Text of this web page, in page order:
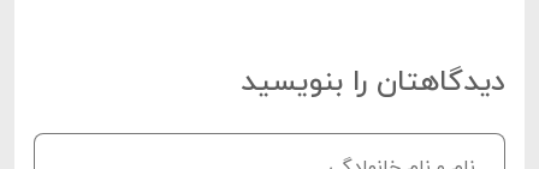
دیدگاهتان را بنویسید